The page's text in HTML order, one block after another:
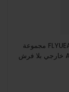
مجموعة FLYUEACE المحدثة Combo 2322 2600KV محرك
خارجي بلا فرش AM32 مجموعة ESC 45A لسيارات نموذجية RC